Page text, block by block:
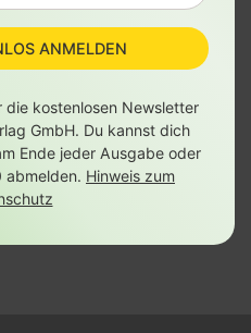
ANMELDEN
die kostenlosen Newsletter
GmbH. Du kannst dich
Ende jeder Ausgabe oder
Hinweis zum